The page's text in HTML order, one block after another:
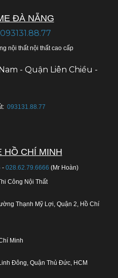
ĐÀ NẴNG
093131.88.77
nội thất nội thất cao cấp
- Quận Liên Chiều -
093131.88.77
HỒ CHÍ MINH
- 028.62.79.6666 (Mr Hoàn)
Công Nội Thất
Thạnh Mỹ Lợi, Quận 2, Hồ Chí
Minh
Đông, Quận Thủ Đức, HCM